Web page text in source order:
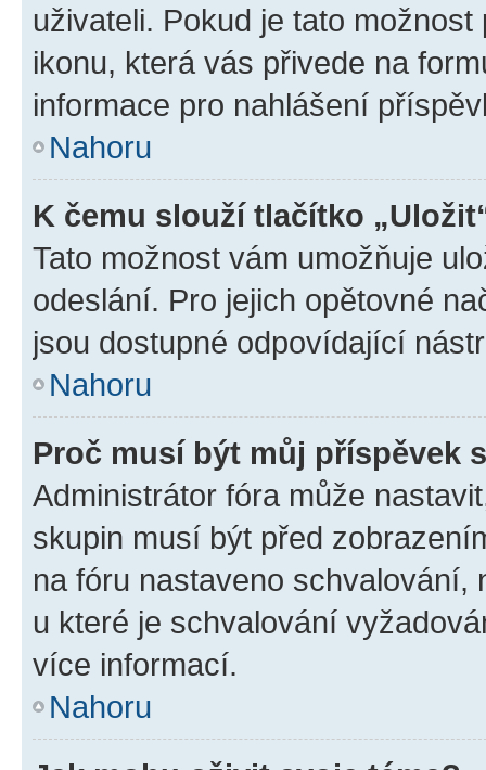
uživateli. Pokud je tato
ikonu, která vás přivede na
informace pro nahlášení
Nahoru
K čemu slouží tlačítko
Tato možnost vám umožňuje
odeslání. Pro jejich opětovné
jsou dostupné odpovídající
Nahoru
Proč musí být můj příspěvek
Administrátor fóra může
skupin musí být před
na fóru nastaveno schvalování,
u které je schvalování
více informací.
Nahoru